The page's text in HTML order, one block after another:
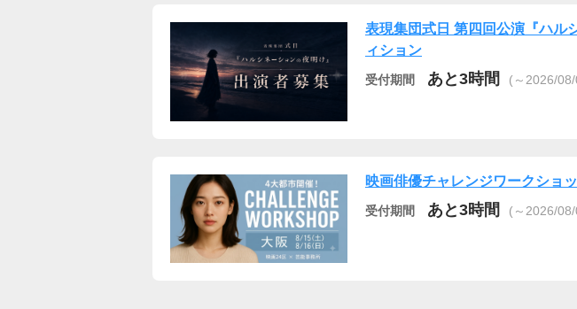
表現集団式日 第四回公演『ハル
ィション
受付期間 あと3時間 (～2026/
映画俳優チャレンジワークショ
受付期間 あと3時間 (～2026/